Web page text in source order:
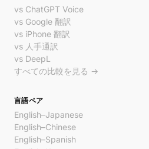
vs ChatGPT Voice
vs Google 翻訳
vs iPhone 翻訳
vs 人手通訳
vs DeepL
すべての比較を見る →
言語ペア
English–Japanese
English–Chinese
English–Spanish